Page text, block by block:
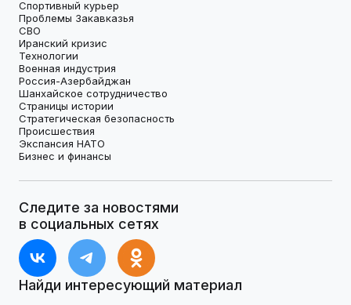
Спортивный курьер
Проблемы Закавказья
СВО
Иранский кризис
Технологии
Военная индустрия
Россия-Азербайджан
Шанхайское сотрудничество
Страницы истории
Стратегическая безопасность
Происшествия
Экспансия НАТО
Бизнес и финансы
Следите за новостями
в социальных сетях
Найди интересующий материал